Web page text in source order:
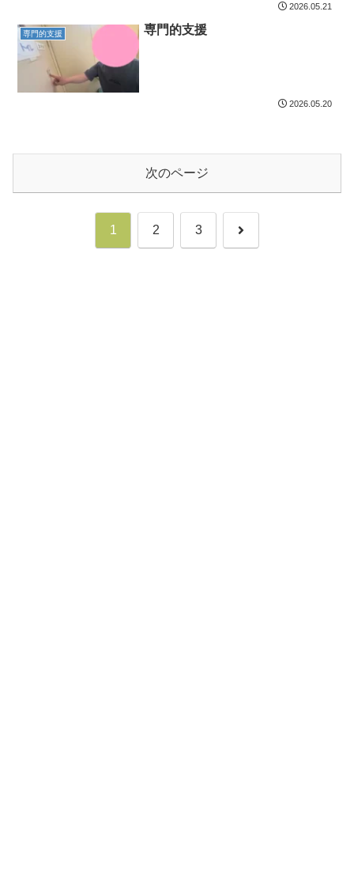
2026.05.21
専門的支援 専門的支援
2026.05.20
次のページ
1 2 3 次